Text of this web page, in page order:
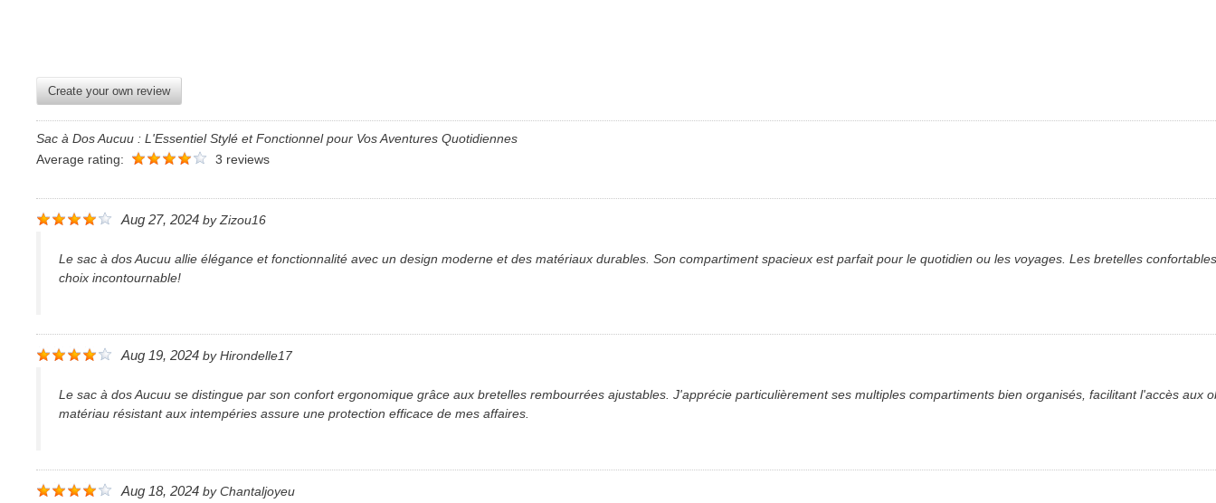
Create your own review
Sac à Dos Aucuu : L'Essentiel Stylé et Fonctionnel pour Vos Aventures Quotidiennes
Average rating:
3 reviews
Aug 27, 2024 byZizou16
Le sac à dos Aucuu allie élégance et fonctionnalité avec un design moderne et des matériaux durables. Son compartiment spacieux est parfait pour le quotidien ou les voyages. Les bretelles
choix incontournable!
Aug 19, 2024 by Hirondelle17
Le sac à dos Aucuu se distingue par son confort ergonomique grâce aux bretelles rembourrées ajustables. J'apprécie particulièrement ses multiples compartiments bien organisés, facilitant l'accès
matériau résistant aux intempéries assure une protection efficace de mes affaires.
Aug 18, 2024 by Chantaljoyeu